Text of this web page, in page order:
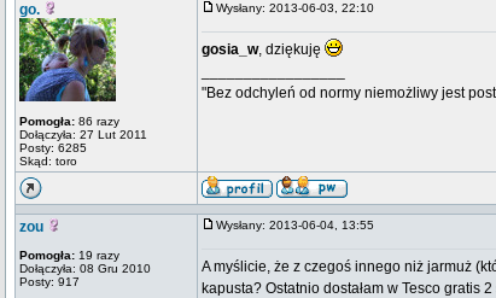
go.
Pomogła: 86 razy
Dołączyła: 27 Lut 2011
Posty: 6285
Skąd: toro
Wysłany: 2013-06-03, 22:10
gosia_w, dziękuję
"Bez odchyleń od normy niemożliwy jest
zou
Pomogła: 19 razy
Dołączyła: 08 Gru 2010
Posty: 917
Wysłany: 2013-06-04, 13:55
A myślicie, że z czegoś innego niż jarmuż
kapusta? Ostatnio dostałam w Tesco gratis